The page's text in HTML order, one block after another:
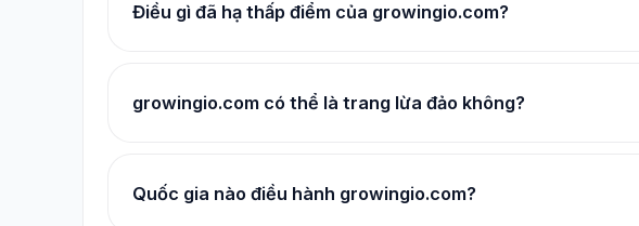
Điều gì đã hạ thấp điểm của growingio.com?
growingio.com có thể là trang lừa đảo không?
Quốc gia nào điều hành growingio.com?